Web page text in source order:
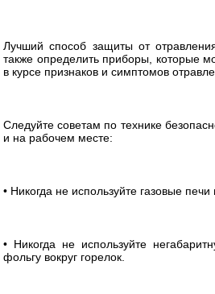
Лучший способ защиты от
также определить приборы, которые
в курсе признаков и симптомов
Следуйте советам по технике
и на рабочем месте:
• Никогда не используйте газовые
• Никогда не используйте
фольгу вокруг горелок.